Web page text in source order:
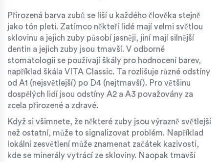
Přirozená barva zubů se liší u každého člověka stejně
jako tón pleti. Zatímco někteří lidé mají velmi světlou
sklovinu a jejich zuby působí jasněji, jiní mají silnější
dentin a jejich zuby jsou tmavší. V odborné
stomatologii se používají škály pro hodnocení barev,
například škála VITA Classic. Ta rozlišuje různé odstíny
od A1 (nejsvětlejší) po D4 (nejtmavší). Pro většinu
dospělých lidí jsou odstíny A2 a A3 považovány za
zcela přirozené a zdravé.
Když si všimnete, že některé zuby jsou výrazně světlejší
než ostatní, může to signalizovat problém. Například
lokální zesvětlení může znamenat začátek kazivosti,
kde se minerály vytrácí ze skloviny. Naopak tmavší